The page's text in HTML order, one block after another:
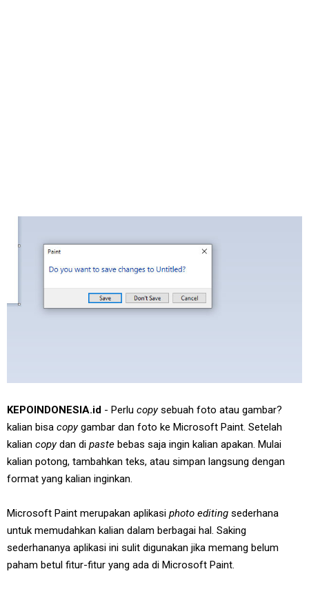
KEPOINDONESIA.id - Perlu copysebuah foto atau gambar?
kalian bisa copygambar dan foto ke Microsoft Paint. Setelah
kalian copydan di paste bebas saja ingin kalian apakan. Mulai
kalian potong, tambahkan teks, atau simpan langsung dengan
format yang kalian inginkan.
Microsoft Paint merupakan aplikasi photo editing sederhana
untuk memudahkan kalian dalam berbagai hal. Saking
sederhananya aplikasi ini sulit digunakan jika memang belum
paham betul fitur-fitur yang ada di Microsoft Paint.